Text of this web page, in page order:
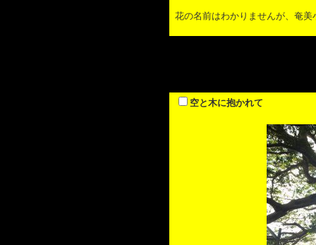
花の名前はわかりませんが、奄
空と木に抱かれて